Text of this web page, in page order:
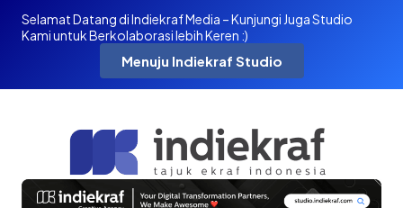
Selamat Datang di Indiekraf Media – Kunjungi Juga Studio
Kami untuk Berkolaborasi lebih Keren :)
Menuju Indiekraf Studio